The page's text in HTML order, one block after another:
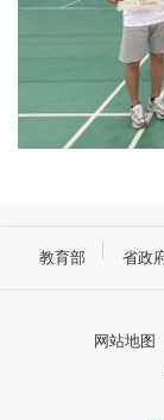
教育部 省政
网站地图